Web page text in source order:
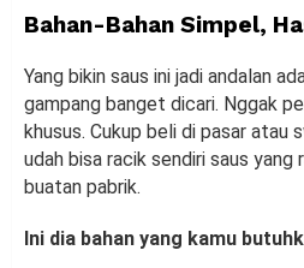
Bahan-Bahan Simpel,
Yang bikin saus ini jadi andalan
gampang banget dicari. Nggak
khusus. Cukup beli di pasar atau
udah bisa racik sendiri saus yang
buatan pabrik.
Ini dia bahan yang kamu